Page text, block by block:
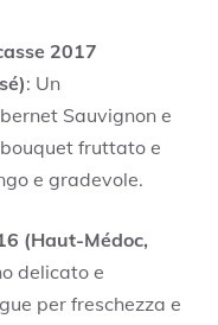
2017
: Un
Sauvignon e
fruttato e
e gradevole.
(Haut-Médoc,
delicato e
per freschezza e